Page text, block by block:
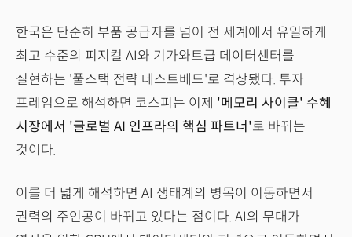
한국은 단순히 부품 공급자를 넘어 전 세계에서 유일하게
최고 수준의 피지컬 AI와 기가와트급 데이터센터를
실현하는 '풀스택 전략 테스트베드'로 격상됐다. 투자
프레임으로 해석하면 코스피는 이제 '메모리 사이클' 수혜
시장에서 '글로벌 AI 인프라의 핵심 파트너'로 바뀌는
것이다.
이를 더 넓게 해석하면 AI 생태계의 병목이 이동하면서
권력의 주인공이 바뀌고 있다는 점이다. AI의 무대가